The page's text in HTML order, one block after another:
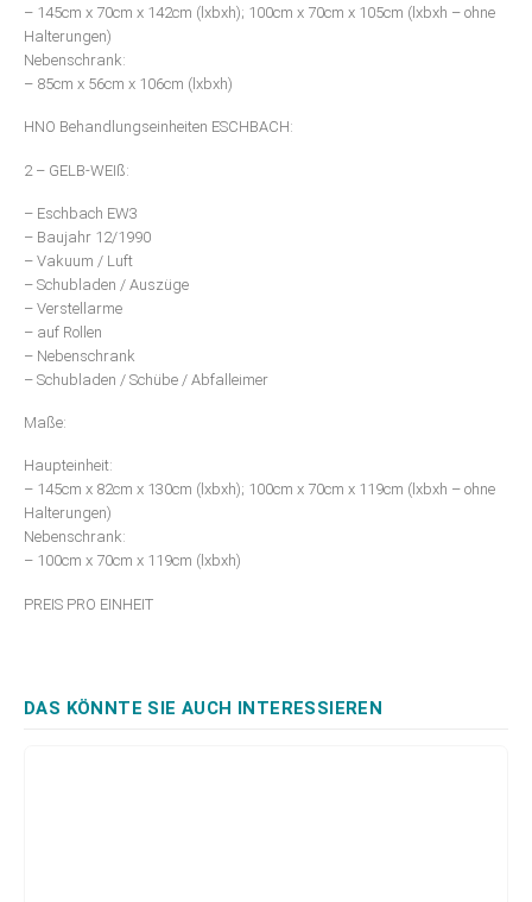
– 145cm x 70cm x 142cm (lxbxh); 100cm x 70cm x 105cm (lxbxh – ohne
Halterungen)
Nebenschrank:
– 85cm x 56cm x 106cm (lxbxh)
HNO Behandlungseinheiten ESCHBACH:
2 – GELB-WEIß:
– Eschbach EW3
– Baujahr 12/1990
– Vakuum / Luft
– Schubladen / Auszüge
– Verstellarme
– auf Rollen
– Nebenschrank
– Schubladen / Schübe / Abfalleimer
Maße:
Haupteinheit:
– 145cm x 82cm x 130cm (lxbxh); 100cm x 70cm x 119cm (lxbxh – ohne
Halterungen)
Nebenschrank:
– 100cm x 70cm x 119cm (lxbxh)
PREIS PRO EINHEIT
DAS KÖNNTE SIE AUCH INTERESSIEREN